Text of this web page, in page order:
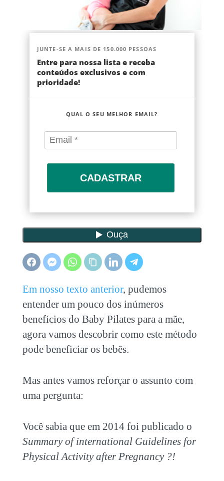
JUNTE-SE A MAIS DE 150.000 PESSOAS
Entre para nossa lista e receba
conteúdos exclusivos e com
prioridade!
QUAL O SEU MELHOR EMAIL?
CADASTRAR
Em nosso texto anterior, pudemos
entender um pouco dos inúmeros
benefícios do Baby Pilates para a mãe,
agora vamos descobrir como este método
pode beneficiar os bebês.
Mas antes vamos reforçar o assunto com
uma pergunta:
Você sabia que em 2014 foi publicado o
Summary of international Guidelines for
Physical Activity after Pregnancy ?!